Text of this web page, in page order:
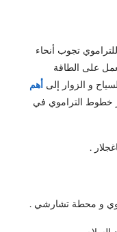
رئيسية للتراموي تجوب أنحاء
على الطاقة
و الزوار إلى أهم
خطوط التراموي في